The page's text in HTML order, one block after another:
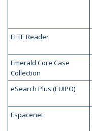
ELTE Reader
Emerald Core Case
Collection
eSearch Plus (EUIPO)
Espacenet